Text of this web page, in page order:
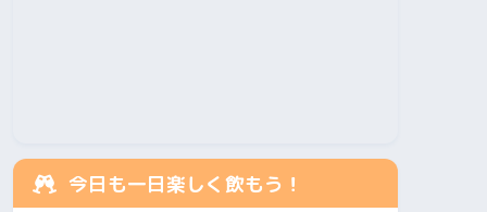
今日も一日楽しく飲もう！